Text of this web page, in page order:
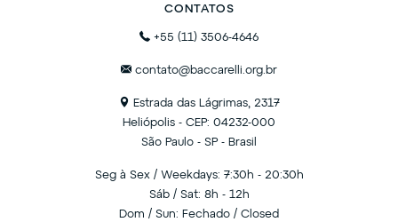
CONTATOS
+55 (11) 3506-4646
contato@baccarelli.org.br
Estrada das Lágrimas, 2317
Heliópolis - CEP: 04232-000
São Paulo - SP - Brasil
Seg à Sex / Weekdays: 7:30h - 20:30h
Sáb / Sat: 8h - 12h
Dom / Sun: Fechado / Closed